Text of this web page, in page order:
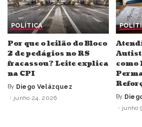
POLÍTICA
Por que o leilão do Bloco
2 de pedágios no RS
fracassou? Leite explica
na CPI
Posted
by
By Diego Velázquez
junho 24, 2026
como
Posted
by
By
junho